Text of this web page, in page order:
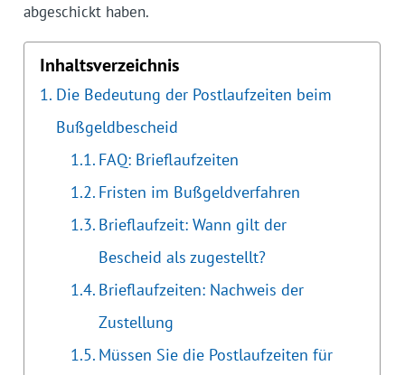
abgeschickt haben.
Inhaltsverzeichnis
Die Bedeutung der Postlaufzeiten beim
Bußgeldbescheid
FAQ: Brieflaufzeiten
Fristen im Bußgeldverfahren
Brieflaufzeit: Wann gilt der
Bescheid als zugestellt?
Brieflaufzeiten: Nachweis der
Zustellung
Müssen Sie die Postlaufzeiten für